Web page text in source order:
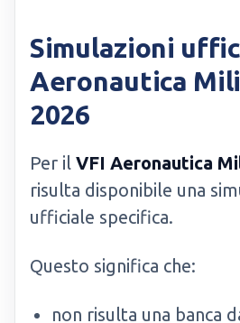
Simulazioni
Aeronautica
2026
Per il VFI Aeronautica
risulta disponibile una
ufficiale specifica.
Questo significa che:
non risulta una banca